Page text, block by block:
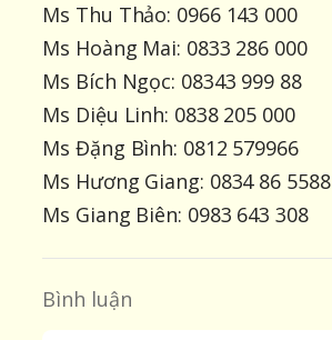
Ms Thu Thảo: 0966 143 000
Ms Hoàng Mai: 0833 286 000
Ms Bích Ngọc: 08343 999 88
Ms Diệu Linh: 0838 205 000
Ms Đặng Bình: 0812 579966
Ms Hương Giang: 0834 86 5588
Ms Giang Biên: 0983 643 308
Bình luận